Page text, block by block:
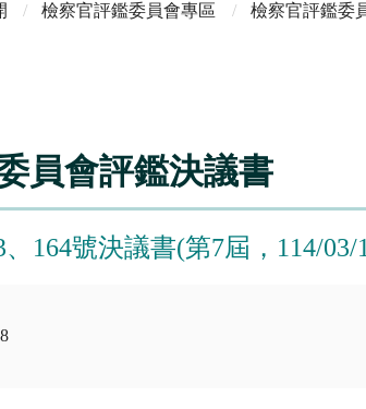
檢察官評鑑委員會專區 檢察官評鑑委
員會評鑑決議書
164號決議書(第7屆，114/03/